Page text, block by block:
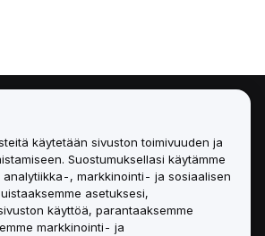
käytetään sivuston toimivuuden ja
Suostumuksellasi käytämme
analytiikka-, markkinointi- ja sosiaalisen
asetuksesi,
käyttöä, parantaaksemme
markkinointi- ja